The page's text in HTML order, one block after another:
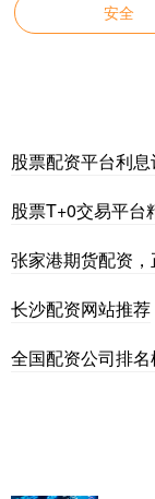
安全
股票配资平台利
股票T+0交易平台
张家港期货配资
长沙配资网站推荐
全国配资公司排